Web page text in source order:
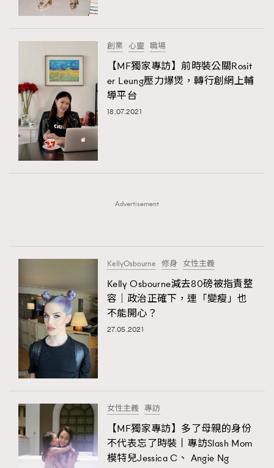
玩物壯志 1
本人已詳閱並同意遵守本文列明條款及細則。 請瀏覽
(nmg.com.hk/privacy
本人願意接收新傳媒集團的最新消息及其他宣傳資訊，本人同意
Collaboration Opportunity Disclaimer
New Media Group
| Madame Figaro editions: France | Greece
| Japan | Portugal | Spain
當巨蟹座遇上處女座 Tyson Yoshi x 林家謙
創業 心靈 職場
【MF獨家專訪】前時裝公關Rosit
er Leung壓力爆煲，轉行創網上輔
導平台
18.07.2021
Advertisement
KellyOsbourne 修身 女性主義
Kelly Osbourne減去80磅被指責整
容｜政治正確下，連「變瘦」也
不能開心？
27.05.2021
女性主義 專訪
【MF獨家專訪】多了母親的身份
不代表忘了時裝丨專訪Slash Mom
模特兒Jessica C、 Angie Ng